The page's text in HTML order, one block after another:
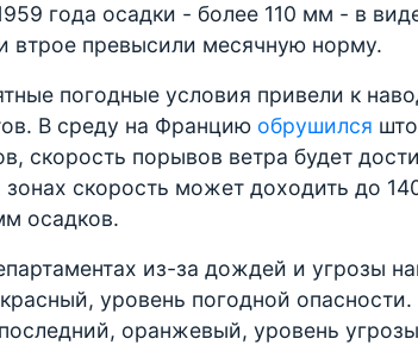
года осадки - более 110 мм - в
втрое превысили месячную норму.
погодные условия привели к
В среду на Францию обрушился
скорость порывов ветра будет
скорость может доходить до
осадков.
из-за дождей и угрозы
уровень погодной
оранжевый, уровень